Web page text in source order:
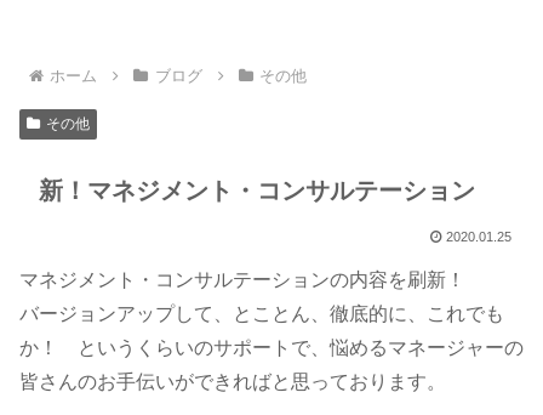
ホーム ブログ その他
その他
新！マネジメント・コンサルテーション
2020.01.25
マネジメント・コンサルテーションの内容を刷新！
バージョンアップして、とことん、徹底的に、これでも
か！ というくらいのサポートで、悩めるマネージャーの
皆さんのお手伝いができればと思っております。